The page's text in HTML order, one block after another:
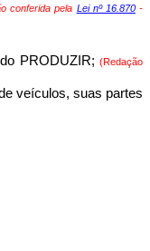
conferida pela Lei nº 16.870-
PRODUZIR; (Redação
veículos, suas partes